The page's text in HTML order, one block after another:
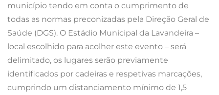
município tendo em conta o cumprimento de
todas as normas preconizadas pela Direção Geral de
Saúde (DGS). O Estádio Municipal da Lavandeira –
local escolhido para acolher este evento – será
delimitado, os lugares serão previamente
identificados por cadeiras e respetivas marcações,
cumprindo um distanciamento mínimo de 1,5